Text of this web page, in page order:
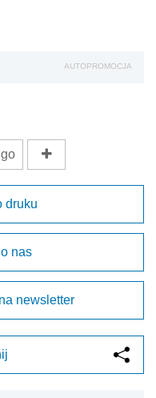
AUTOPROMOCJA
druku
nas
newsletter